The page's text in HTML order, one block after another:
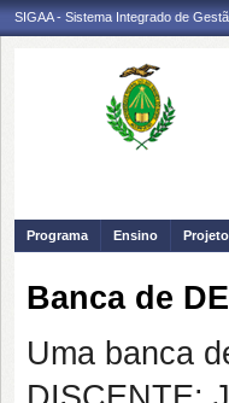
SIGAA - Sistema Integrado de
Programa
Ensino
Banca de
Uma banca